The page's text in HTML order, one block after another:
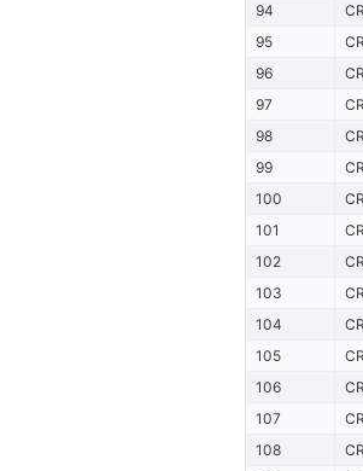
94
95
96
97
98
99
100
101
102
103
104
105
106
107
108